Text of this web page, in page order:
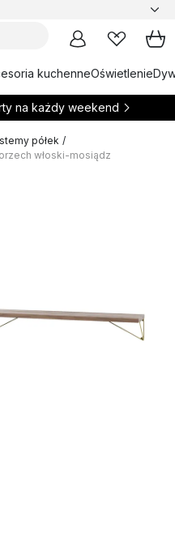
kuchenneOświetlenie
na każdy weekend
półek /
włoski-mosiądz